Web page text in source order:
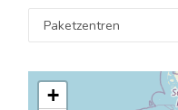
+